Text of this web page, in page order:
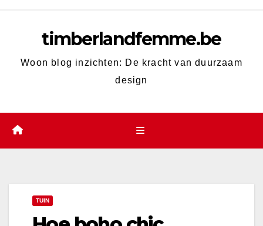
timberlandfemme.be
Woon blog inzichten: De kracht van duurzaam
design
TUIN